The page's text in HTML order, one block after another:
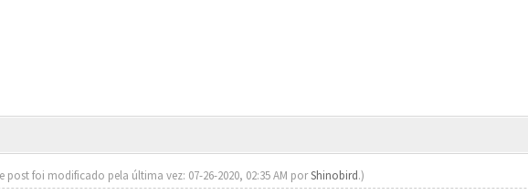
post foi modificado pela última vez: 07-26-2020, 02:35 AM porShinobird.)